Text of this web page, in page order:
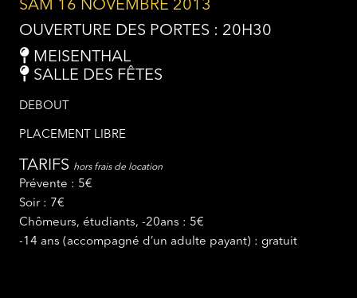
SAM 16 NOVEMBRE 2013
OUVERTURE DES PORTES : 20H30
MEISENTHAL
SALLE DES FÊTES
DEBOUT
PLACEMENT LIBRE
TARIFS hors frais de location
Prévente : 5€
Soir : 7€
Chômeurs, étudiants, -20ans : 5€
-14 ans (accompagné d’un adulte payant) : gratuit